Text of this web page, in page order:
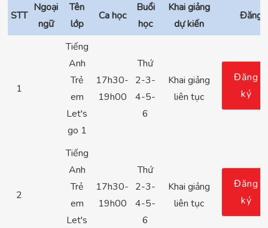
STT
Ngoại
ngữ
Tên
lớp
Ca học
Buổi
học
Khai giảng
dự kiến
Đăng
1
Tiếng
Anh
Trẻ
em
Let's
go 1
17h30-
19h00
Thứ
2-3-
4-5-
6
Khai giảng
liên tục
Đăng
ký
2
Tiếng
Anh
Trẻ
em
Let's
17h30-
19h00
Thứ
2-3-
4-5-
6
Khai giảng
liên tục
Đăng
ký